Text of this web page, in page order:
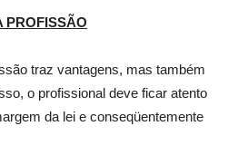
Cosmética
PROFISSÃO
traz vantagens, mas também
o profissional deve ficar atento
da lei e conseqüentemente